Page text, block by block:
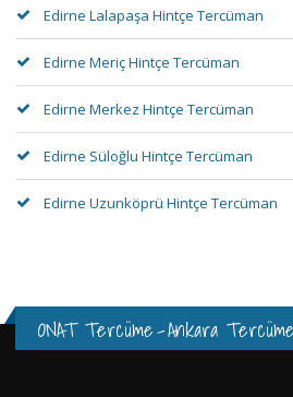
Edirne Lalapaşa Hintçe Tercüman
Edirne Meriç Hintçe Tercüman
Edirne Merkez Hintçe Tercüman
Edirne Süloğlu Hintçe Tercüman
Edirne Uzunköprü Hintçe Tercüman
ONAT Tercüme-Ankara